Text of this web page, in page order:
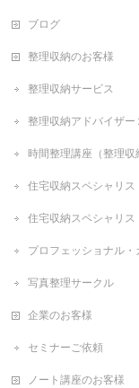
ブログ
整理収納のお客様
整理収納サービス
整理収納アドバイザー
時間整理講座（整理収
住宅収納スペシャリス
住宅収納スペシャリス
プロフェッショナル・
写真整理サークル
企業のお客様
セミナーご依頼
ノート講座のお客様